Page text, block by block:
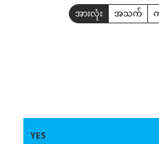
အားလုံး အသက်
YES